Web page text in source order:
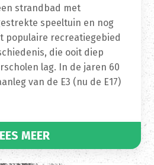
strandbad met
speeltuin en nog
populaire recreatiegebied
die ooit diep
lag. In de jaren 60
van de E3 (nu de E17)
MEER